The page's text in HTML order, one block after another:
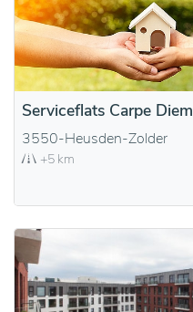
Serviceflats Carpe Diem
3550-Heusden-Zolder
+5 km